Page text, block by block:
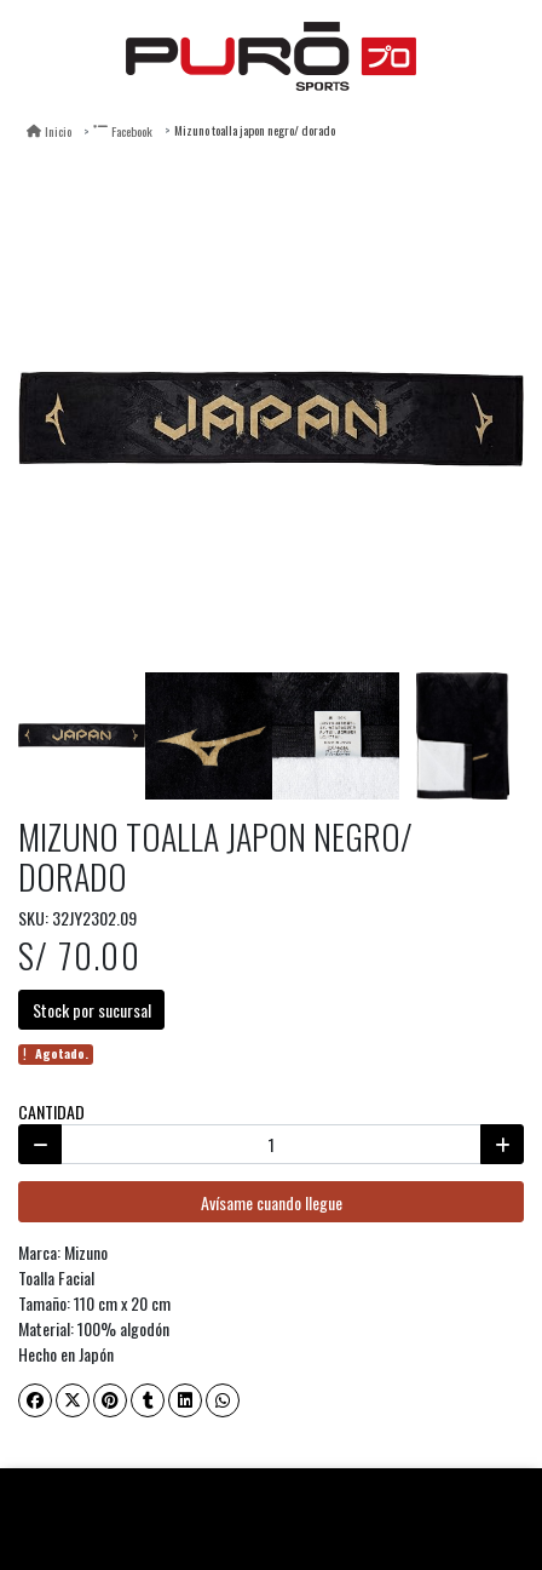
Inicio Facebook Mizuno toalla japon negro/ dorado
MIZUNO TOALLA JAPON NEGRO/
DORADO
SKU: 32JY2302.09
S/ 70.00
Stock por sucursal
Agotado.
CANTIDAD
Avísame cuando llegue
Marca: Mizuno
Toalla Facial
Tamaño: 110 cm x 20 cm
Material: 100% algodón
Hecho en Japón